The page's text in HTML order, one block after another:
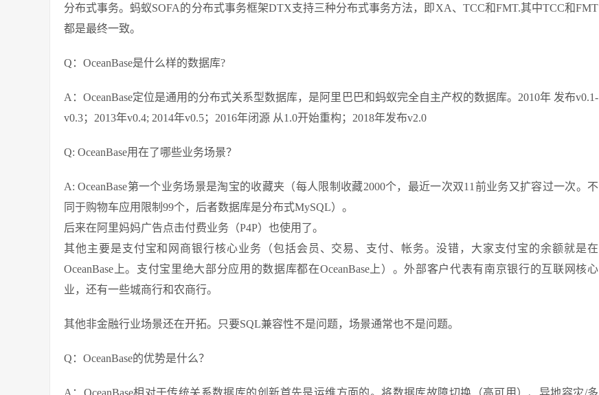
分布式事务。蚂蚁SOFA的分布式事务框架DTX支持三种分布式事务方法，即XA、TCC和FMT.其中TCC和FMT
都是最终一致。
Q：OceanBase是什么样的数据库?
A：OceanBase定位是通用的分布式关系型数据库，是阿里巴巴和蚂蚁完全自主产权的数据库。2010年 发布v0.1-
v0.3；2013年v0.4; 2014年v0.5；2016年闭源 从1.0开始重构；2018年发布v2.0
Q: OceanBase用在了哪些业务场景？
A: OceanBase第一个业务场景是淘宝的收藏夹（每人限制收藏2000个，最近一次双11前业务又扩容过一次。不
同于购物车应用限制99个，后者数据库是分布式MySQL）。
后来在阿里妈妈广告点击付费业务（P4P）也使用了。
其他主要是支付宝和网商银行核心业务（包括会员、交易、支付、帐务。没错，大家支付宝的余额就是在
OceanBase上。支付宝里绝大部分应用的数据库都在OceanBase上）。外部客户代表有南京银行的互联网核心
业，还有一些城商行和农商行。
其他非金融行业场景还在开拓。只要SQL兼容性不是问题，场景通常也不是问题。
Q：OceanBase的优势是什么？
A：OceanBase相对于传统关系数据库的创新首先是运维方面的。将数据库故障切换（高可用）、异地容灾/多